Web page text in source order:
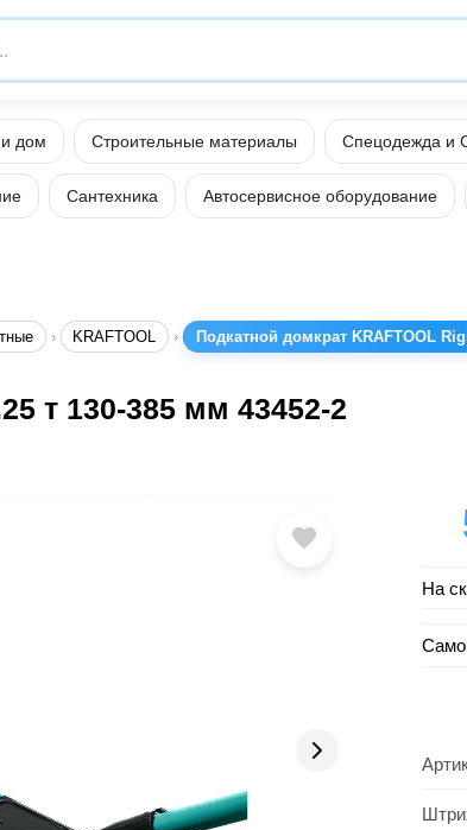
дом Строительные материалы Спецодежда и
Сантехника Автосервисное оборудование
KRAFTOOL Подкатной домкрат KRAFTOOL
т 130-385 мм 43452-2
На